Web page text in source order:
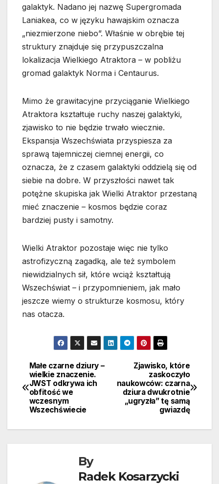
galaktyk. Nadano jej nazwę Supergromada
Laniakea, co w języku hawajskim oznacza
„niezmierzone niebo”. Właśnie w obrębie tej
struktury znajduje się przypuszczalna
lokalizacja Wielkiego Atraktora – w pobliżu
gromad galaktyk Norma i Centaurus.
Mimo że grawitacyjne przyciąganie Wielkiego
Atraktora kształtuje ruchy naszej galaktyki,
zjawisko to nie będzie trwało wiecznie.
Ekspansja Wszechświata przyspiesza za
sprawą tajemniczej ciemnej energii, co
oznacza, że z czasem galaktyki oddzielą się od
siebie na dobre. W przyszłości nawet tak
potężne skupiska jak Wielki Atraktor przestaną
mieć znaczenie – kosmos będzie coraz
bardziej pusty i samotny.
Wielki Atraktor pozostaje więc nie tylko
astrofizyczną zagadką, ale też symbolem
niewidzialnych sił, które wciąż kształtują
Wszechświat – i przypomnieniem, jak mało
jeszcze wiemy o strukturze kosmosu, który
nas otacza.
Nawigacja
wpisu
Zjawisko, które
zaskoczyło
naukowców: czarna
dziura dwukrotnie
„ugryzła” tę samą
gwiazdę
Małe czarne dziury –
wielkie znaczenie.
JWST odkrywa ich
obfitość we
wczesnym
Wszechświecie
By
Radek Kosarzycki